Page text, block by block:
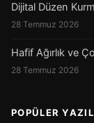
Dijital Düzen
28 Temmuz 2026
Hafif Ağırlık ve
28 Temmuz 2026
POPÜLER